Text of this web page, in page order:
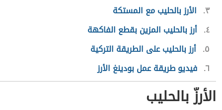
٣ الأرز بالحليب مع المستكة
٤ أرز بالحليب المزين بقطع الفاكهة
٥ أرز بالحليب على الطريقة التركية
٦ فيديو طريقة عمل بودينغ الأرز
الأرزّ بالحليب